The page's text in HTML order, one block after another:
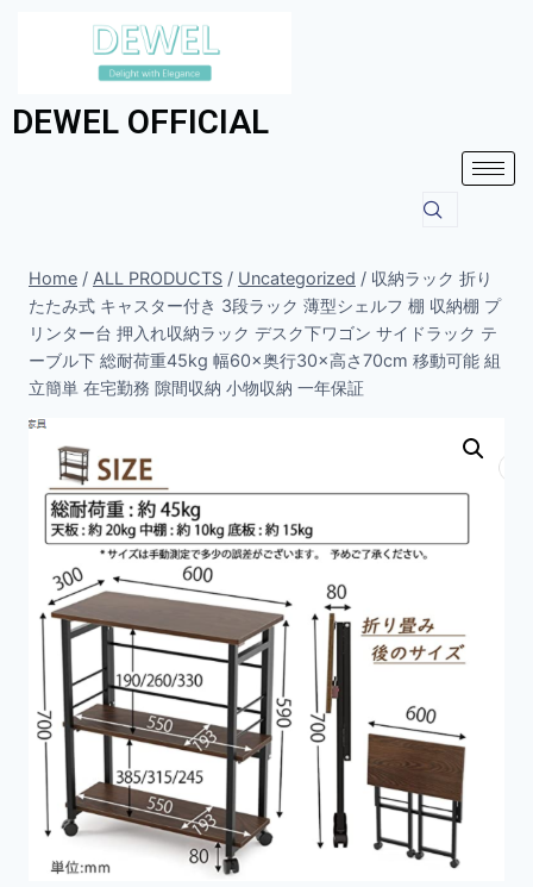
DEWEL OFFICIAL
Home / ALL PRODUCTS / Uncategorized / 収納ラック 折り
たたみ式 キャスター付き 3段ラック 薄型シェルフ 棚 収納棚 プ
リンター台 押入れ収納ラック デスク下ワゴン サイドラック テ
ーブル下 総耐荷重45kg 幅60×奥行30×高さ70cm 移動可能 組
立簡単 在宅勤務 隙間収納 小物収納 一年保証